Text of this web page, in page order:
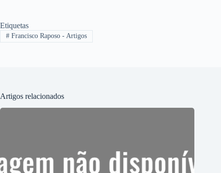
Etiquetas
#Francisco Raposo - Artigos
Artigos relacionados